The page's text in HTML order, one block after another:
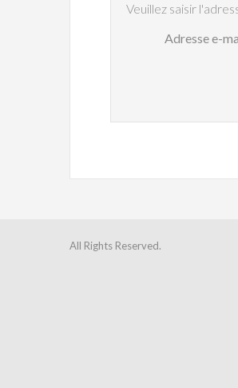
Veuillez saisir
Adresse e-
All Rights Reserved.